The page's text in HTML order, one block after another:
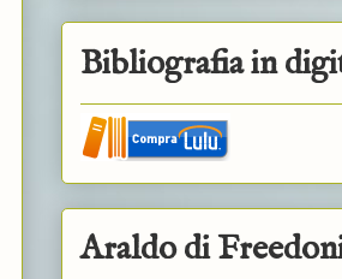
Bibliografia in
Araldo di